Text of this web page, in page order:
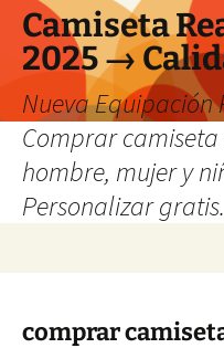
Camiseta
2025 →
Nueva Equipación
Comprar
hombre, mujer y
Personalizar gratis.
comprar